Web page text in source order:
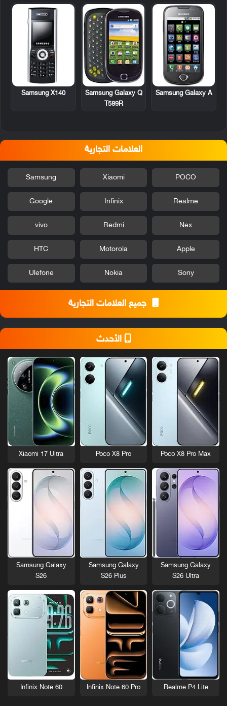
Samsung Galaxy A
Samsung Galaxy Q
T589R
Samsung X140
العلامات التجارية
POCO
Xiaomi
Samsung
Realme
Infinix
Google
Nex
Redmi
vivo
Apple
Motorola
HTC
Sony
Nokia
Ulefone
جميع العلامات التجارية
الأحدث
Poco X8 Pro Max
Poco X8 Pro
Xiaomi 17 Ultra
Samsung Galaxy
S26 Ultra
Samsung Galaxy
S26 Plus
Samsung Galaxy
S26
Realme P4 Lite
Infinix Note 60 Pro
Infinix Note 60